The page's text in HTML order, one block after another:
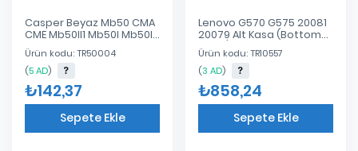
Casper Beyaz Mb50 CMA
CME Mb50II1 Mb50I Mb50II
Mb50IA Mb50IA1 Mb50X
Mb51 Mb51ii Mb51ii1 Mb51I
Mb51IA Mb51IA1 Mb55
Mb55ii Mb55ii1 mb55ın1-3
CME Alt Kas
Ürün kodu: TR50004
(5 AD)
₺142,37
Sepete Ekle
Lenovo G570 G575 20081
20079 Alt Kasa (Bottom
Case)
Ürün kodu: TR10557
(3 AD)
₺858,24
Sepete Ekle